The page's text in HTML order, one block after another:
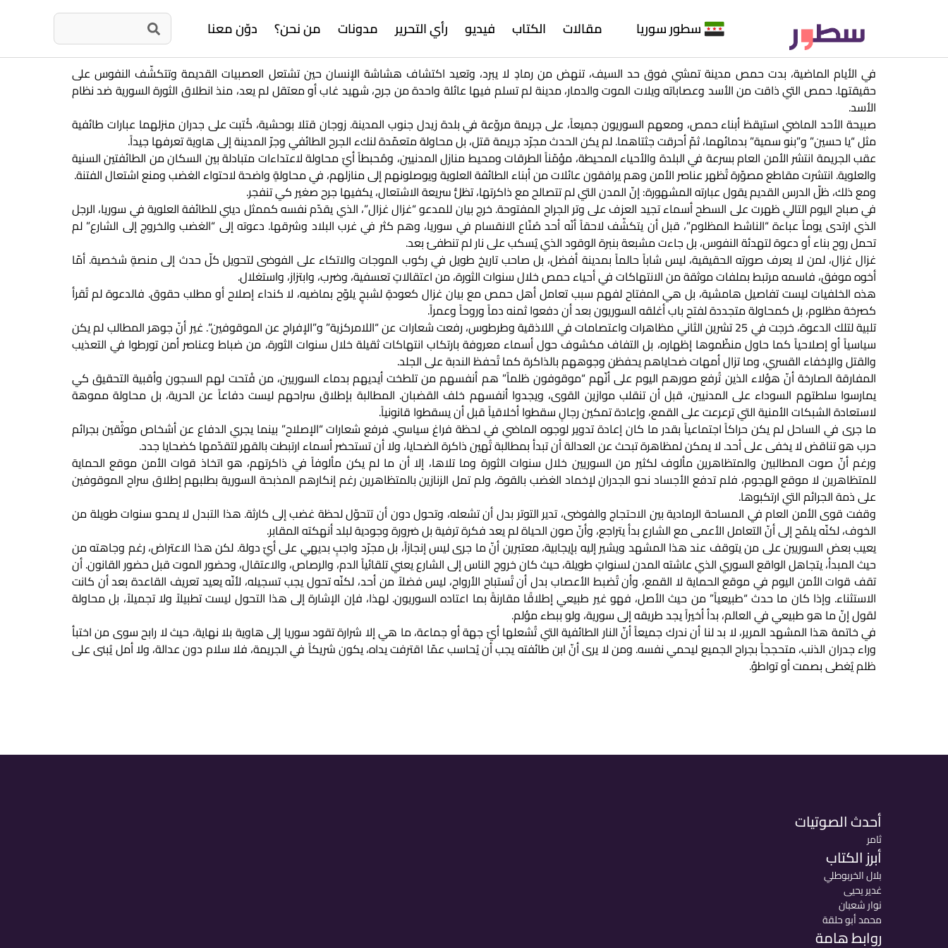
سطور سوريا مقالات الكتاب فيديو رأي التحرير مدونات من نحن؟ دوّن معنا
في الأيام الماضية، بدت حمص مدينة تمشي فوق حد السيف، تنهض من رمادٍ لا يبرد، وتعيد اكتشاف هشاشة الإنسان حين تشتعل العصبيات القديمة وتتكشّف النفوس على
حقيقتها. حمص التي ذاقت من الأسد وعصاباته ويلات الموت والدمار، مدينة لم تسلم فيها عائلة واحدة من جرح، شهيد غاب أو معتقل لم يعد، منذ انطلاق الثورة السورية ضد نظام
الأسد.
صبيحة الأحد الماضي استيقظ أبناء حمص، ومعهم السوريون جميعاً، على جريمة مروّعة في بلدة زيدل جنوب المدينة. زوجان قتلا بوحشية، كُتبت على جدران منزلهما عبارات طائفية
مثل “يا حسين” و”بنو سمية” بدمائهما، ثمّ أحرقت جثتاهما. لم يكن الحدث مجرّد جريمة قتل، بل محاولة متعمّدة لنكء الجرح الطائفي وجرّ المدينة إلى هاوية تعرفها جيداً.
عقب الجريمة انتشر الأمن العام بسرعة في البلدة والأحياء المحيطة، مؤمّناً الطرقات ومحيط منازل المدنيين، ومُحبطاً أيّ محاولة لاعتداءات متبادلة بين السكان من الطائفتين السنية
والعلوية. انتشرت مقاطع مصوّرة تُظهر عناصر الأمن وهم يرافقون عائلات من أبناء الطائفة العلوية ويوصلونهم إلى منازلهم، في محاولةٍ واضحة لاحتواء الغضب ومنع اشتعال الفتنة.
ومع ذلك، ظلّ الدرس القديم يقول عبارته المشهورة: إنّ المدن التي لم تتصالح مع ذاكرتها، تظلُّ سريعة الاشتعال، يكفيها جرح صغير كي تنفجر.
في صباح اليوم التالي ظهرت على السطح أسماء تجيد العزف على وتر الجراح المفتوحة. خرج بيان للمدعو “غزال غزال”، الذي يقدّم نفسه كممثل ديني للطائفة العلوية في سوريا، الرجل
الذي ارتدى يوماً عباءة “الناشط المظلوم”، قبل أن يتكشّف لاحقاً أنّه أحد صُنّاع الانقسام في سوريا، وهم كثر في غرب البلاد وشرقها. دعوته إلى “الغضب والخروج إلى الشارع” لم
تحمل روح بناء أو دعوة لتهدئة النفوس، بل جاءت مشبعة بنبرة الوقود الذي يُسكب على نار لم تنطفئ بعد.
غزال غزال، لمن لا يعرف صورته الحقيقية، ليس شاباً حالماً بمدينة أفضل، بل صاحب تاريخ طويل في ركوب الموجات والاتكاء على الفوضى لتحويل كلّ حدث إلى منصةٍ شخصية. أمّا
أخوه موفق، فاسمه مرتبط بملفات موثقة من الانتهاكات في أحياء حمص خلال سنوات الثورة، من اعتقالاتٍ تعسفية، وضرب، وابتزاز، واستغلال.
هذه الخلفيات ليست تفاصيل هامشية، بل هي المفتاح لفهم سبب تعامل أهل حمص مع بيان غزال كعودةٍ لشبحٍ يلوّح بماضيه، لا كنداء إصلاح أو مطلب حقوق. فالدعوة لم تُقرأ
كصرخة مظلوم، بل كمحاولة متجددة لفتح باب أغلقه السوريون بعد أن دفعوا ثمنه دماً وروحاً وعمراً.
تلبية لتلك الدعوة، خرجت في 25 تشرين الثاني مظاهرات واعتصامات في اللاذقية وطرطوس، رفعت شعارات عن “اللامركزية” و”الإفراج عن الموقوفين”. غير أنّ جوهر المطالب لم يكن
سياسياً أو إصلاحياً كما حاول منظّموها إظهاره، بل التفاف مكشوف حول أسماء معروفة بارتكاب انتهاكات ثقيلة خلال سنوات الثورة، من ضباط وعناصر أمن تورطوا في التعذيب
والقتل والإخفاء القسري، وما تزال أمهات ضحاياهم يحفظن وجوههم بالذاكرة كما تُحفظ الندبة على الجلد.
المفارقة الصارخة أنّ هؤلاء الذين تُرفع صورهم اليوم على أنّهم “موقوفون ظلماً” هم أنفسهم من تلطخت أيديهم بدماء السوريين، من فُتحت لهم السجون وأقبية التحقيق كي
يمارسوا سلطتهم السوداء على المدنيين، قبل أن تنقلب موازين القوى، ويجدوا أنفسهم خلف القضبان. المطالبة بإطلاق سراحهم ليست دفاعاً عن الحرية، بل محاولة مموهة
لاستعادة الشبكات الأمنية التي ترعرعت على القمع، وإعادة تمكين رجالٍ سقطوا أخلاقياً قبل أن يسقطوا قانونياً.
ما جرى في الساحل لم يكن حراكاً اجتماعياً بقدر ما كان إعادة تدوير لوجوه الماضي في لحظة فراغ سياسي. فرفع شعارات “الإصلاح” بينما يجري الدفاع عن أشخاص موثّقين بجرائم
حرب هو تناقض لا يخفى على أحد. لا يمكن لمظاهرة تبحث عن العدالة أن تبدأ بمطالبة تُهين ذاكرة الضحايا، ولا أن تستحضر أسماء ارتبطت بالقهر لتقدّمها كضحايا جدد.
ورغم أنّ صوت المطالبين والمتظاهرين مألوف لكثير من السوريين خلال سنوات الثورة وما تلاها، إلا أن ما لم يكن مألوفاً في ذاكرتهم، هو اتخاذ قوات الأمن موقع الحماية
للمتظاهرين لا موقع الهجوم، فلم تدفع الأجساد نحو الجدران لإخماد الغضب بالقوة، ولم تمل الزنازين بالمتظاهرين رغم إنكارهم المذبحة السورية بطلبهم إطلاق سراح الموقوفين
على ذمة الجرائم التي ارتكبوها.
وقفت قوى الأمن العام في المساحة الرمادية بين الاحتجاج والفوضى، تدير التوتر بدل أن تشعله، وتحول دون أن تتحوّل لحظة غضب إلى كارثة. هذا التبدل لا يمحو سنوات طويلة من
الخوف، لكنّه يلمّح إلى أنّ التعامل الأعمى مع الشارع بدأ يتراجع، وأنّ صون الحياة لم يعد فكرة ترفية بل ضرورة وجودية لبلد أنهكته المقابر.
يعيب بعض السوريين على من يتوقف عند هذا المشهد ويشير إليه بإيجابية، معتبرين أنّ ما جرى ليس إنجازاً، بل مجرّد واجبٍ بديهي على أيّ دولة. لكن هذا الاعتراض، رغم وجاهته من
حيث المبدأ، يتجاهل الواقع السوري الذي عاشته المدن لسنواتٍ طويلة، حيث كان خروج الناس إلى الشارع يعني تلقائياً الدم، والرصاص، والاعتقال، وحضور الموت قبل حضور القانون. أن
تقف قوات الأمن اليوم في موقع الحماية لا القمع، وأن تُضبط الأعصاب بدل أن تُستباح الأرواح، ليس فضلاً من أحد، لكنّه تحول يجب تسجيله، لأنّه يعيد تعريف القاعدة بعد أن كانت
الاستثناء. وإذا كان ما حدث “طبيعياً” من حيث الأصل، فهو غير طبيعي إطلاقًا مقارنةً بما اعتاده السوريون. لهذا، فإن الإشارة إلى هذا التحول ليست تطبيلاً ولا تجميلاً، بل محاولة
لقول إنّ ما هو طبيعي في العالم، بدأ أخيراً يجد طريقه إلى سورية، ولو ببطء مؤلم.
في خاتمة هذا المشهد المرير، لا بد لنا أن ندرك جميعاً أنّ النار الطائفية التي تُشعلها أيّ جهة أو جماعة، ما هي إلا شرارة تقود سوريا إلى هاوية بلا نهاية، حيث لا رابح سوى من اختبأ
وراء جدران الذنب، متحججاً بجراح الجميع ليحمي نفسه. ومن لا يرى أنّ ابن طائفته يجب أن يُحاسب عمّا اقترفت يداه، يكون شريكاً في الجريمة، فلا سلام دون عدالة، ولا أمل يُبنى على
ظلم يُغطى بصمت أو تواطؤ.
أحدث الصوتيات
ثامر
أبرز الكتاب
بلال الخربوطلي
غدير يحيى
نوار شعبان
محمد أبو حلقة
روابط هامة